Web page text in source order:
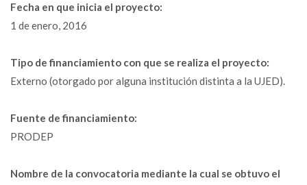
Fecha en que inicia el proyecto:
1 de enero, 2016
Tipo de financiamiento con que se realiza el proyecto:
Externo (otorgado por alguna institución distinta a la UJED).
Fuente de financiamiento:
PRODEP
Nombre de la convocatoria mediante la cual se obtuvo el